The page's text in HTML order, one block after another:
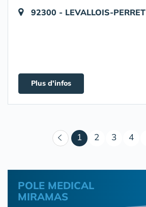
92300 - LEVALLOIS-PERRET
Plus d'infos
1 (courant)
2 3 4
POLE MEDICAL
MIRAMAS